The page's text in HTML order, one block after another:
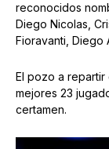
reconocidos
Diego Nicolas,
Fioravanti, Diego
El pozo a
mejores 23
certamen.